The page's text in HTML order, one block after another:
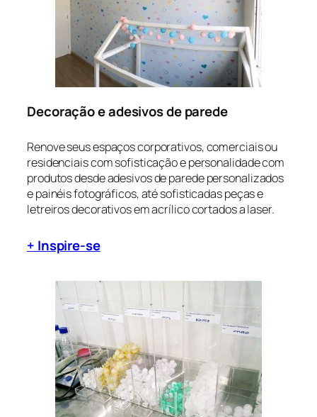
Decoração e adesivos de parede
Renove seus espaços corporativos, comerciais ou
residenciais com sofisticação e personalidade com
produtos desde adesivos de parede personalizados
e painéis fotográficos, até sofisticadas peças e
letreiros decorativos em acrílico cortados a laser.
+ Inspire-se